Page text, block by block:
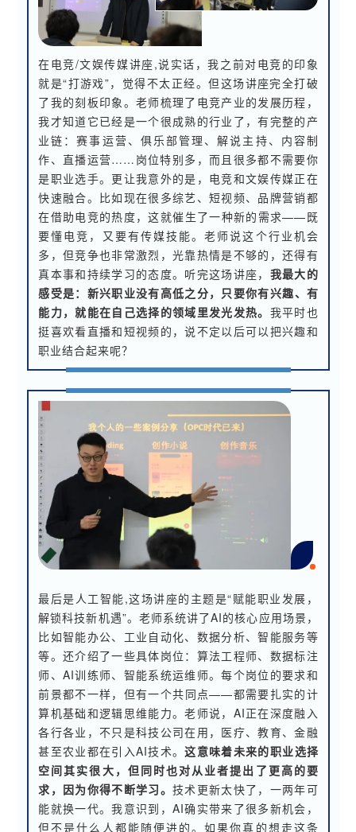
在电竞/文娱传媒讲座,说实话，我之前对电竞的印象
就是“打游戏”，觉得不太正经。但这场讲座完全打破
了我的刻板印象。老师梳理了电竞产业的发展历程，
我才知道它已经是一个很成熟的行业了，有完整的产
业链：赛事运营、俱乐部管理、解说主持、内容制
作、直播运营……岗位特别多，而且很多都不需要你
是职业选手。更让我意外的是，电竞和文娱传媒正在
快速融合。比如现在很多综艺、短视频、品牌营销都
在借助电竞的热度，这就催生了一种新的需求——既
要懂电竞，又要有传媒技能。老师说这个行业机会
多，但竞争也非常激烈，光靠热情是不够的，还得有
真本事和持续学习的态度。听完这场讲座， 我最大的
感受是： 新兴职业没有高低之分，只要你有兴趣、有
能力，就能在自己选择的领域里发光发热。 我平时也
挺喜欢看直播和短视频的，说不定以后可以把兴趣和
职业结合起来呢？
最后是人工智能,这场讲座的主题是“赋能职业发展，
解锁科技新机遇”。老师系统讲了AI的核心应用场景，
比如智能办公、工业自动化、数据分析、智能服务等
等。还介绍了一些具体岗位：算法工程师、数据标注
师、AI训练师、智能系统运维师。每个岗位的要求和
前景都不一样，但有一个共同点——都需要扎实的计
算机基础和逻辑思维能力。老师说，AI正在深度融入
各行各业，不只是科技公司在用，医疗、教育、金融
甚至农业都在引入AI技术。这意味着未来的职业选择
空间其实很大，但同时也对从业者提出了更高的要
求，因为你得不断学习。 技术更新太快了，一两年可
能就换一代。我意识到，AI确实带来了很多新机会，
但不是什么人都能随便进的。如果你真的想走这条